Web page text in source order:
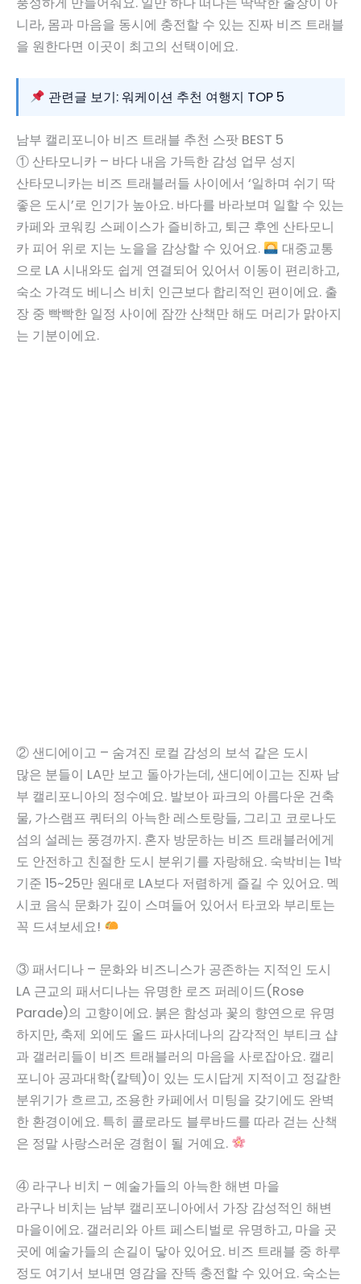
니라, 몸과 마음을 동시에 충전할 수 있는 진짜 비즈 트래블
을 원한다면 이곳이 최고의 선택이에요.
관련글 보기: 워케이션 추천 여행지 TOP 5
남부 캘리포니아 비즈 트래블 추천 스팟 BEST 5
① 산타모니카 – 바다 내음 가득한 감성 업무 성지
산타모니카는 비즈 트래블러들 사이에서 ‘일하며 쉬기 딱
좋은 도시’로 인기가 높아요. 바다를 바라보며 일할 수 있는
카페와 코워킹 스페이스가 즐비하고, 퇴근 후엔 산타모니
카 피어 위로 지는 노을을 감상할 수 있어요.
대중교통
으로 LA 시내와도 쉽게 연결되어 있어서 이동이 편리하고,
숙소 가격도 베니스 비치 인근보다 합리적인 편이에요. 출
장 중 빡빡한 일정 사이에 잠깐 산책만 해도 머리가 맑아지
는 기분이에요.
② 샌디에이고 – 숨겨진 로컬 감성의 보석 같은 도시
많은 분들이 LA만 보고 돌아가는데, 샌디에이고는 진짜 남
부 캘리포니아의 정수예요. 발보아 파크의 아름다운 건축
물, 가스램프 쿼터의 아늑한 레스토랑들, 그리고 코로나도
섬의 설레는 풍경까지. 혼자 방문하는 비즈 트래블러에게
도 안전하고 친절한 도시 분위기를 자랑해요. 숙박비는 1박
기준 15~25만 원대로 LA보다 저렴하게 즐길 수 있어요. 멕
시코 음식 문화가 깊이 스며들어 있어서 타코와 부리토는
꼭 드셔보세요!
③ 패서디나 – 문화와 비즈니스가 공존하는 지적인 도시
LA 근교의 패서디나는 유명한 로즈 퍼레이드(Rose
Parade)의 고향이에요. 붉은 함성과 꽃의 향연으로 유명
하지만, 축제 외에도 올드 파사데나의 감각적인 부티크 샵
과 갤러리들이 비즈 트래블러의 마음을 사로잡아요. 캘리
포니아 공과대학(칼텍)이 있는 도시답게 지적이고 정갈한
분위기가 흐르고, 조용한 카페에서 미팅을 갖기에도 완벽
한 환경이에요. 특히 콜로라도 블루바드를 따라 걷는 산책
은 정말 사랑스러운 경험이 될 거예요.
④ 라구나 비치 – 예술가들의 아늑한 해변 마을
라구나 비치는 남부 캘리포니아에서 가장 감성적인 해변
마을이에요. 갤러리와 아트 페스티벌로 유명하고, 마을 곳
곳에 예술가들의 손길이 닿아 있어요. 비즈 트래블 중 하루
정도 여기서 보내면 영감을 잔뜩 충전할 수 있어요. 숙소는